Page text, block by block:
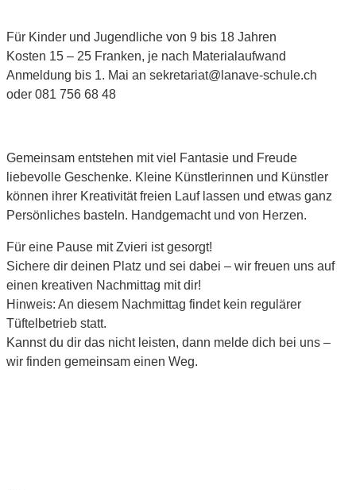
Für Kinder und Jugendliche von 9 bis 18 Jahren
Kosten 15 – 25 Franken, je nach Materialaufwand
Anmeldung bis 1. Mai an sekretariat@lanave-schule.ch
oder 081 756 68 48
Gemeinsam entstehen mit viel Fantasie und Freude
liebevolle Geschenke. Kleine Künstlerinnen und Künstler
können ihrer Kreativität freien Lauf lassen und etwas ganz
Persönliches basteln. Handgemacht und von Herzen.
Für eine Pause mit Zvieri ist gesorgt!
Sichere dir deinen Platz und sei dabei – wir freuen uns auf
einen kreativen Nachmittag mit dir!
Hinweis: An diesem Nachmittag findet kein regulärer
Tüftelbetrieb statt.
Kannst du dir das nicht leisten, dann melde dich bei uns –
wir finden gemeinsam einen Weg.